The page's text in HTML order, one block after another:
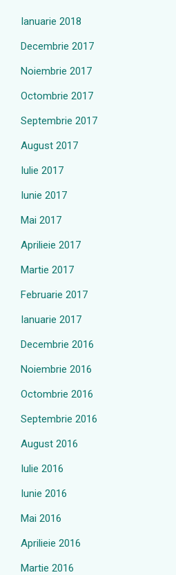
Ianuarie 2018
Decembrie 2017
Noiembrie 2017
Octombrie 2017
Septembrie 2017
August 2017
Iulie 2017
Iunie 2017
Mai 2017
Aprilieie 2017
Martie 2017
Februarie 2017
Ianuarie 2017
Decembrie 2016
Noiembrie 2016
Octombrie 2016
Septembrie 2016
August 2016
Iulie 2016
Iunie 2016
Mai 2016
Aprilieie 2016
Martie 2016